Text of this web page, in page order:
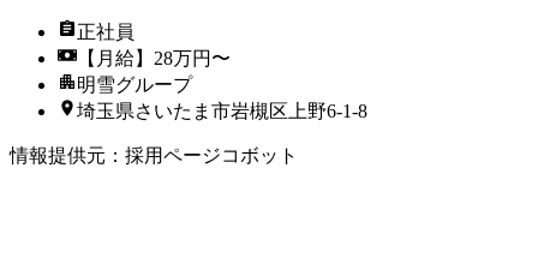
正社員
【月給】28万円〜
明雪グループ
埼玉県さいたま市岩槻区上野6-1-8
情報提供元 ： 採用ページコボット